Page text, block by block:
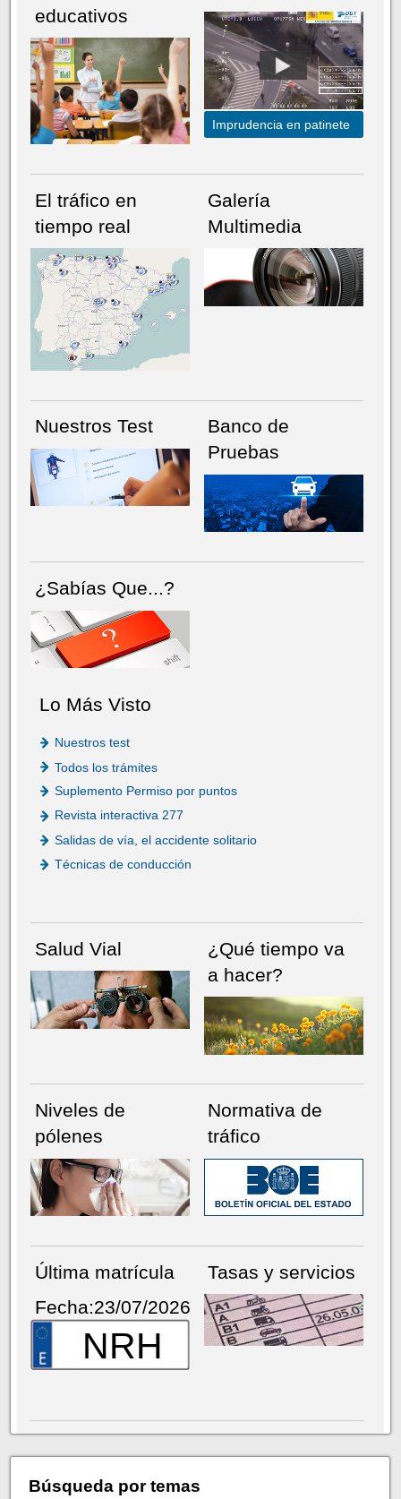
NÚMERO ACTUALHEMEROTECA
educativos
Imprudencia en patinete
El tráfico en
tiempo real
Galería
Multimedia
Nuestros Test
Banco de
Pruebas
¿Sabías Que...?
Lo Más Visto
Nuestros test
Todos los trámites
Suplemento Permiso por puntos
Revista interactiva 277
Salidas de vía, el accidente solitario
Técnicas de conducción
Salud Vial
¿Qué tiempo va
a hacer?
Niveles de
pólenes
Normativa de
tráfico
Última matrícula
Fecha:23/07/2026
NRH
Tasas y servicios
Búsqueda por temas